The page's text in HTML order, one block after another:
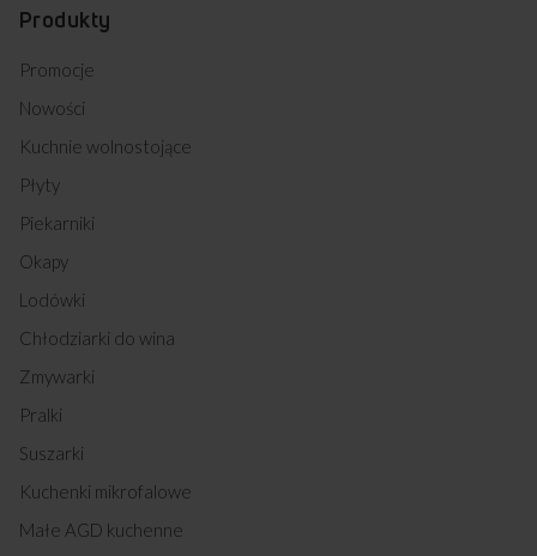
Produkty
Promocje
Nowości
Kuchnie wolnostojące
Płyty
Piekarniki
Okapy
Lodówki
Chłodziarki do wina
Zmywarki
Pralki
Suszarki
Kuchenki mikrofalowe
Małe AGD kuchenne